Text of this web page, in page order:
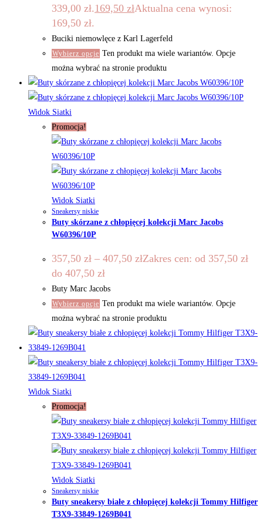
339,00 zł. 169,50 złAktualna cena wynosi:
169,50 zł.
Buciki niemowlęce z Karl Lagerfeld
Wybierz opcje Ten produkt ma wiele wariantów. Opcje
można wybrać na stronie produktu
Widok Siatki
Promocja!
Widok Siatki
Sneakersy niskie
Buty skórzane z chłopięcej kolekcji Marc Jacobs
W60396/10P
357,50 zł – 407,50 złZakres cen: od 357,50 zł
do 407,50 zł
Buty Marc Jacobs
Wybierz opcje Ten produkt ma wiele wariantów. Opcje
można wybrać na stronie produktu
Widok Siatki
Promocja!
Widok Siatki
Sneakersy niskie
Buty sneakersy białe z chłopięcej kolekcji Tommy Hilfiger
T3X9-33849-1269B041